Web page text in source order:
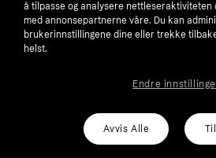
number: 556737-0431
Cookies
å tilpasse og analysere nettleseraktiviteten
med annonsepartnerne våre. Du kan
brukerinnstillingene dine eller trekke
helst.
Avvis Alle
Endre